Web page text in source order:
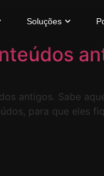
Soluções
antigos. Sabe
para que eles